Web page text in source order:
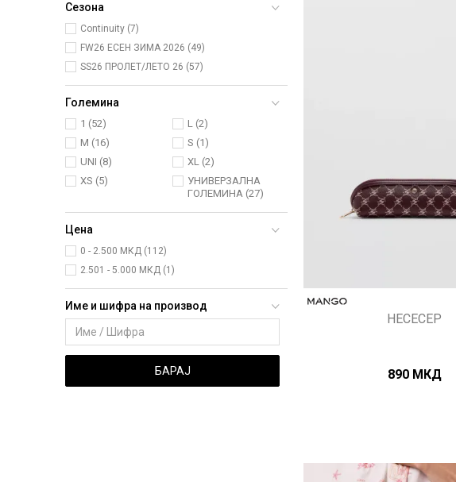
Сезона
Continuity (7)
FW26 ЕСЕН ЗИМА 2026 (49)
SS26 ПРОЛЕТ/ЛЕТО 26 (57)
Големина
1 (52) L (2)
M (16) S (1)
UNI (8) XL (2)
XS (5)
УНИВЕРЗАЛНА
ГОЛЕМИНА (27)
Цена
0 - 2.500 МКД (112)
2.501 - 5.000 МКД (1)
Име и шифра на производ
БАРАЈ
НЕСЕСЕР
890 МКД